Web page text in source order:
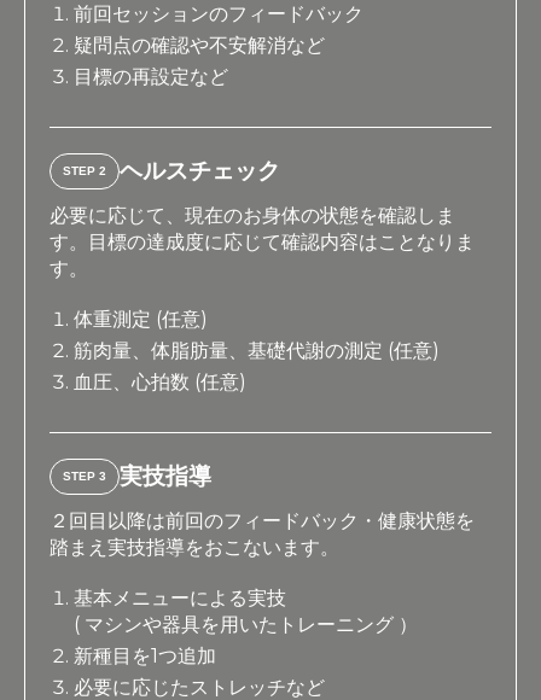
前回セッションのフィードバック
疑問点の確認や不安解消など
目標の再設定など
STEP 2 ヘルスチェック
必要に応じて、現在のお身体の状態を確認しま
す。目標の達成度に応じて確認内容はことなりま
す。
体重測定 (任意)
筋肉量、体脂肪量、基礎代謝の測定 (任意)
血圧、心拍数 (任意)
STEP 3 実技指導
２回目以降は前回のフィードバック・健康状態を
踏まえ実技指導をおこないます。
基本メニューによる実技
( マシンや器具を用いたトレーニング ）
新種目を1つ追加
必要に応じたストレッチなど